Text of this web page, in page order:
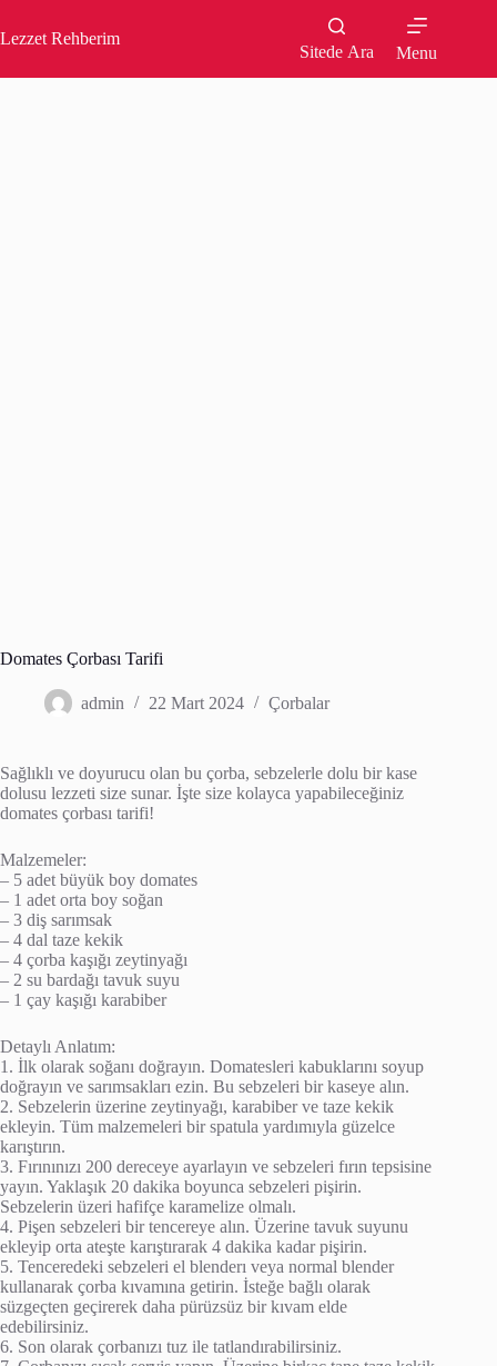
to
content
Lezzet Rehberim
Sitede Ara Menu
Domates Çorbası Tarifi
admin 22 Mart 2024 Çorbalar
Sağlıklı ve doyurucu olan bu çorba, sebzelerle dolu bir kase
dolusu lezzeti size sunar. İşte size kolayca yapabileceğiniz
domates çorbası tarifi!
Malzemeler:
– 5 adet büyük boy domates
– 1 adet orta boy soğan
– 3 diş sarımsak
– 4 dal taze kekik
– 4 çorba kaşığı zeytinyağı
– 2 su bardağı tavuk suyu
– 1 çay kaşığı karabiber
Detaylı Anlatım:
1. İlk olarak soğanı doğrayın. Domatesleri kabuklarını soyup
doğrayın ve sarımsakları ezin. Bu sebzeleri bir kaseye alın.
2. Sebzelerin üzerine zeytinyağı, karabiber ve taze kekik
ekleyin. Tüm malzemeleri bir spatula yardımıyla güzelce
karıştırın.
3. Fırınınızı 200 dereceye ayarlayın ve sebzeleri fırın tepsisine
yayın. Yaklaşık 20 dakika boyunca sebzeleri pişirin.
Sebzelerin üzeri hafifçe karamelize olmalı.
4. Pişen sebzeleri bir tencereye alın. Üzerine tavuk suyunu
ekleyip orta ateşte karıştırarak 4 dakika kadar pişirin.
5. Tenceredeki sebzeleri el blenderı veya normal blender
kullanarak çorba kıvamına getirin. İsteğe bağlı olarak
süzgeçten geçirerek daha pürüzsüz bir kıvam elde
edebilirsiniz.
6. Son olarak çorbanızı tuz ile tatlandırabilirsiniz.